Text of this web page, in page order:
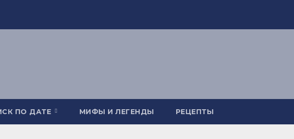
ПО ДАТЕ МИФЫ И ЛЕГЕНДЫ РЕЦЕПТЫ